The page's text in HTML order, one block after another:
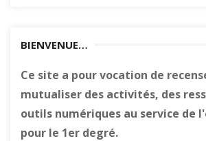
BIENVENUE…
Ce site a pour vocation de
mutualiser des activités, des
outils numériques au service de
pour le 1er degré.